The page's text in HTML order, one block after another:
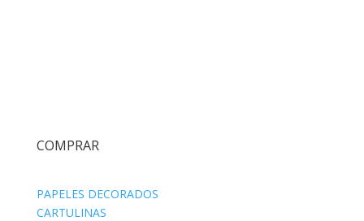
COMPRAR
PAPELES DECORADOS
CARTULINAS